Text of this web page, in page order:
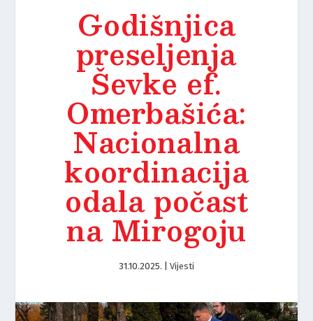
Godišnjica
preseljenja
Ševke ef.
Omerbašića:
Nacionalna
koordinacija
odala počast
na Mirogoju
31.10.2025. Vijesti